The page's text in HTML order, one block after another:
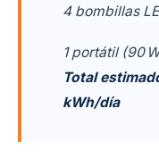
4 bombillas
1 portátil (90
Total
kWh/día